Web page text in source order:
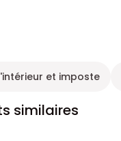
et imposte
similaires